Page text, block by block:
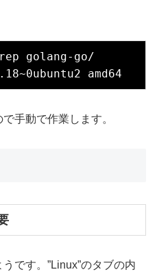
golang-go/
手動で作業します。
です。”Linux”のタブの内